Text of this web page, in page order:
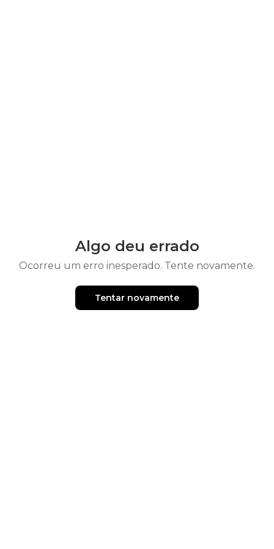
Algo deu errado
Ocorreu um erro inesperado. Tente novamente.
Tentar novamente